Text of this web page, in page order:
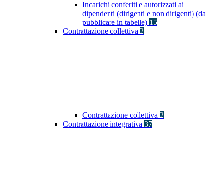
Incarichi conferiti e autorizzati ai
dipendenti (dirigenti e non dirigenti) (da
pubblicare in tabelle) 15
Contrattazione collettiva 2
Contrattazione collettiva 2
Contrattazione integrativa 37